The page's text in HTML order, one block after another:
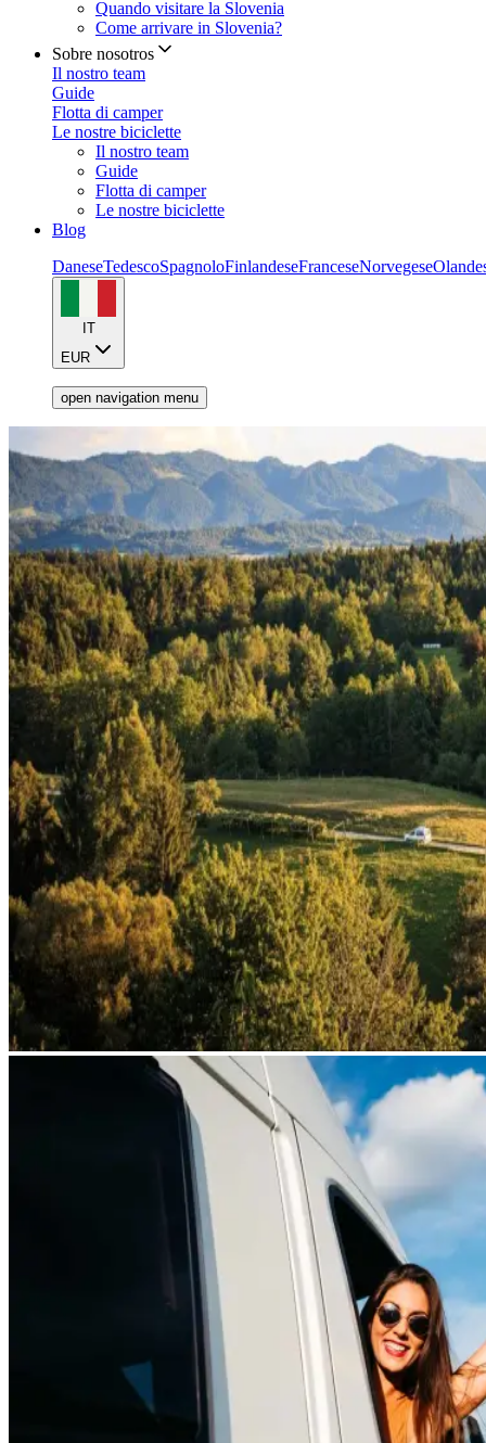
Quando visitare la Slovenia
Come arrivare in Slovenia?
Sobre nosotros
Il nostro team
Guide
Flotta di camper
Le nostre biciclette
Il nostro team
Guide
Flotta di camper
Le nostre biciclette
Blog
DaneseTedescoSpagnoloFinlandeseFranceseNorvegese
IT
EUR
open navigation menu